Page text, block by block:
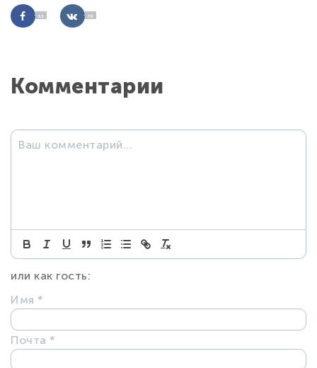
53 70
Комментарии
или как гость:
Имя *
Почта *